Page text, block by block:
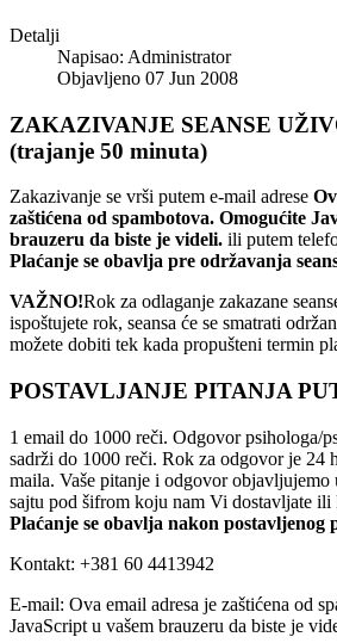
Detalji
Napisao: Administrator
Objavljeno 07 Jun 2008
ZAKAZIVANJE SEANSE
(trajanje 50 minuta)
Zakazivanje se vrši putem e-mail adrese
zaštićena od spambotova. Omogućite
brauzeru da biste je videli. ili putem
Plaćanje se obavlja pre održavanja
VAŽNO!Rok za odlaganje zakazane
ispoštujete rok, seansa će se smatrati
možete dobiti tek kada propušteni termin
POSTAVLJANJE PITANJA
1 email do 1000 reči. Odgovor psihologa/
sadrži do 1000 reči. Rok za odgovor je 24
maila. Vaše pitanje i odgovor objavljujemo
sajtu pod šifrom koju nam Vi dostavljate ili
Plaćanje se obavlja nakon postavljenog
Kontakt: +381 60 4413942
E-mail: Ova email adresa je zaštićena od
JavaScript u vašem brauzeru da biste je